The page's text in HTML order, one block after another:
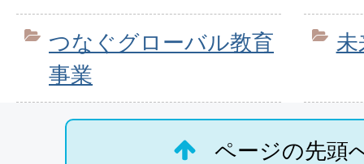
つなぐグローバル教育
事業
未
ページの先頭